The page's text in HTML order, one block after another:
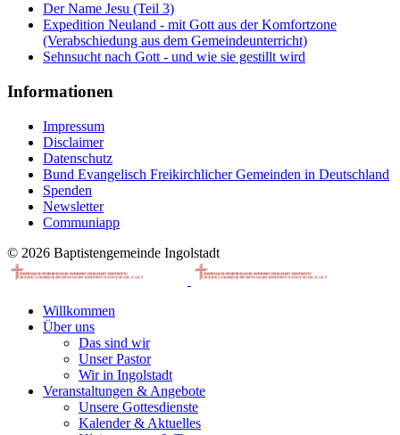
Der Name Jesu (Teil 3)
Expedition Neuland - mit Gott aus der Komfortzone
(Verabschiedung aus dem Gemeindeunterricht)
Sehnsucht nach Gott - und wie sie gestillt wird
Informationen
Impressum
Disclaimer
Datenschutz
Bund Evangelisch Freikirchlicher Gemeinden in Deutschland
Spenden
Newsletter
Communiapp
© 2026 Baptistengemeinde Ingolstadt
Willkommen
Über uns
Das sind wir
Unser Pastor
Wir in Ingolstadt
Veranstaltungen & Angebote
Unsere Gottesdienste
Kalender & Aktuelles